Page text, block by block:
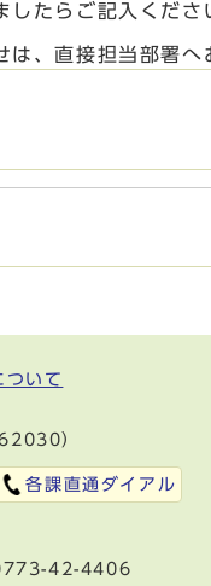
たらご記入くださ
は、直接担当部署
ついて
）
各課直通ダイアル
42-4406